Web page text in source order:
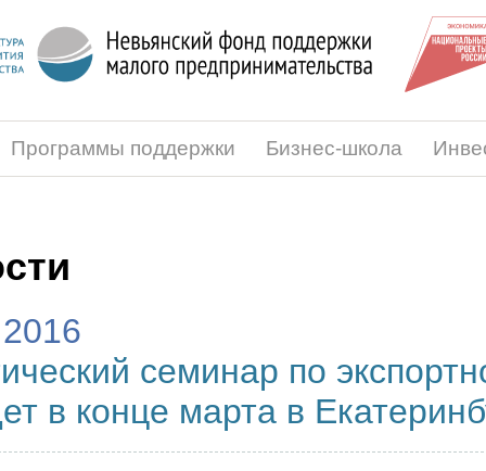
Программы поддержки Бизнес-школа
семинар по
в конце марта в